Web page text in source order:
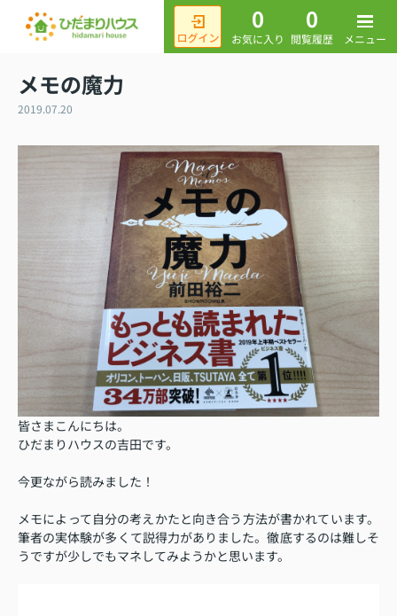
0
お気に入り
0
閲覧履歴 メニュー
メモの魔力
2019.07.20
皆さまこんにちは。
ひだまりハウスの吉田です。
今更ながら読みました！
メモによって自分の考えかたと向き合う方法が書かれています。
筆者の実体験が多くて説得力がありました。徹底するのは難しそ
うですが少しでもマネしてみようかと思います。